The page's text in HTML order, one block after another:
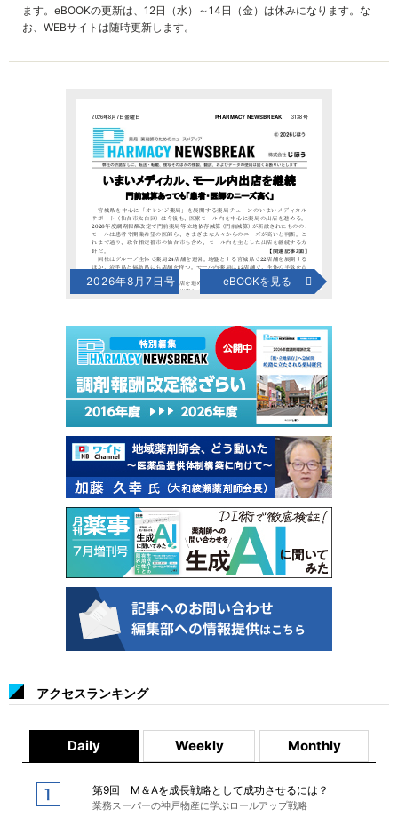
ます。eBOOKの更新は、12日（水）～14日（金）は休みになります。な
お、WEBサイトは随時更新します。
2026年8月7日号 eBOOKを見る
アクセスランキング
Daily Weekly Monthly
第9回 M＆Aを成長戦略として成功させるには？
業務スーパーの神戸物産に学ぶロールアップ戦略